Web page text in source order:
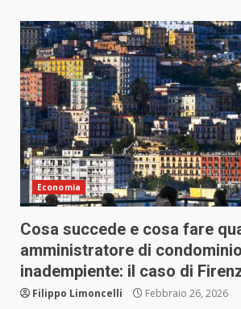
Economia
Cosa succede e cosa fare
amministratore di
inadempiente: il caso di
Filippo Limoncelli Febbraio 26, 2026